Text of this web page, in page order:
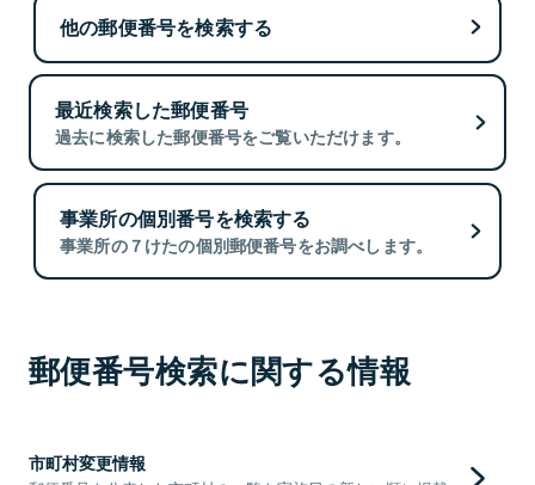
他の郵便番号を検索する
最近検索した郵便番号
過去に検索した郵便番号をご覧いただけます。
事業所の個別番号を検索する
事業所の７けたの個別郵便番号をお調べします。
郵便番号検索に関する情報
市町村変更情報